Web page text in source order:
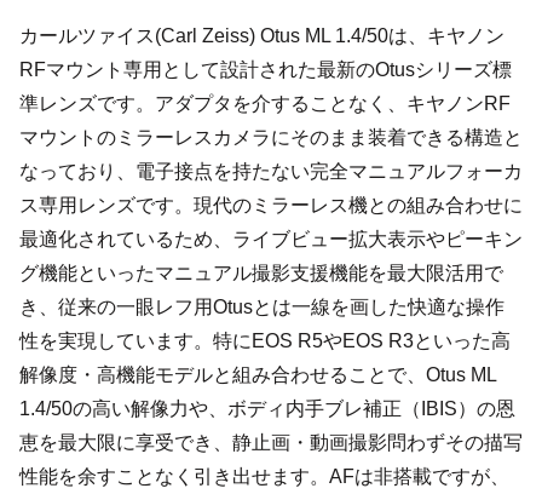
カールツァイス(Carl Zeiss) Otus ML 1.4/50は、キヤノン
RFマウント専用として設計された最新のOtusシリーズ標
準レンズです。アダプタを介することなく、キヤノンRF
マウントのミラーレスカメラにそのまま装着できる構造と
なっており、電子接点を持たない完全マニュアルフォーカ
ス専用レンズです。現代のミラーレス機との組み合わせに
最適化されているため、ライブビュー拡大表示やピーキン
グ機能といったマニュアル撮影支援機能を最大限活用で
き、従来の一眼レフ用Otusとは一線を画した快適な操作
性を実現しています。特にEOS R5やEOS R3といった高
解像度・高機能モデルと組み合わせることで、Otus ML
1.4/50の高い解像力や、ボディ内手ブレ補正（IBIS）の恩
恵を最大限に享受でき、静止画・動画撮影問わずその描写
性能を余すことなく引き出せます。AFは非搭載ですが、